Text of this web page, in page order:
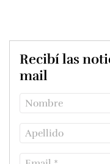
Recibí las
mail